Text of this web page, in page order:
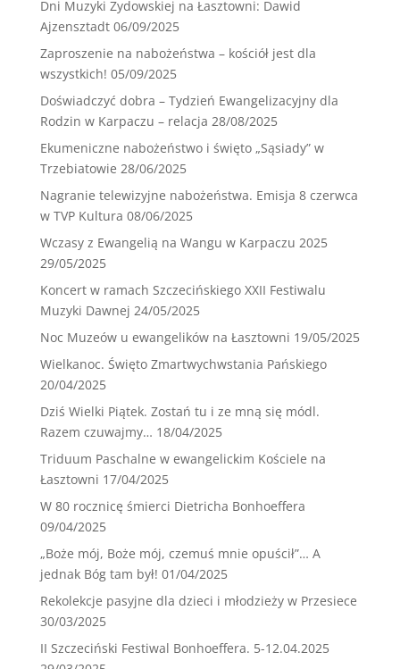
Dni Muzyki Żydowskiej na Łasztowni: Dawid
Ajzensztadt 06/09/2025
Zaproszenie na nabożeństwa – kościół jest dla
wszystkich! 05/09/2025
Doświadczyć dobra – Tydzień Ewangelizacyjny dla
Rodzin w Karpaczu – relacja 28/08/2025
Ekumeniczne nabożeństwo i święto „Sąsiady” w
Trzebiatowie 28/06/2025
Nagranie telewizyjne nabożeństwa. Emisja 8 czerwca
w TVP Kultura 08/06/2025
Wczasy z Ewangelią na Wangu w Karpaczu 2025
29/05/2025
Koncert w ramach Szczecińskiego XXII Festiwalu
Muzyki Dawnej 24/05/2025
Noc Muzeów u ewangelików na Łasztowni 19/05/2025
Wielkanoc. Święto Zmartwychwstania Pańskiego
20/04/2025
Dziś Wielki Piątek. Zostań tu i ze mną się módl.
Razem czuwajmy… 18/04/2025
Triduum Paschalne w ewangelickim Kościele na
Łasztowni 17/04/2025
W 80 rocznicę śmierci Dietricha Bonhoeffera
09/04/2025
„Boże mój, Boże mój, czemuś mnie opuścił”… A
jednak Bóg tam był! 01/04/2025
Rekolekcje pasyjne dla dzieci i młodzieży w Przesiece
30/03/2025
II Szczeciński Festiwal Bonhoeffera. 5-12.04.2025